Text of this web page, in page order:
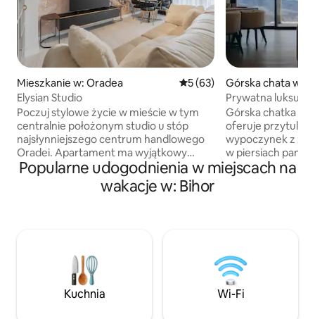
Mieszkanie w: Oradea Średnia ocena: 5 na 5,
5 (63)
Elysian Studio
Poczuj stylowe życie w mieście w tym
centralnie położonym studio u stóp
najsłynniejszego centrum handlowego
Oradei. Apartament ma wyjątkowy
wystrój i najwyższej jakości
wykończenie, a także bardzo wygodne
łóżko typu king-size i otwartą część
Przestronny prysznic dodaje luksusu
łazience. Ta kompaktowa, ale elegancka
przestrzeń została sprytnie
zaprojektowana i oferuje wszystko,
Górska chata w:
Prywatna
Podgrzewany
Górska chatka na
oferuje przytulny
wypoczynek z
w piersiach
Domek ma
piętra, z
życia w
znajduje się też
pozwala się
Idealne miejsce
Popularne udogodnienia w miejscach na
wakacje w: Bihor
Kuchnia Wi-Fi